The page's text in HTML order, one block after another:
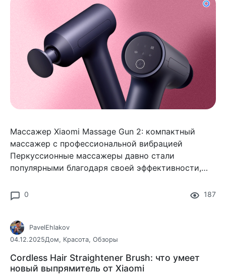
Массажер Xiaomi Massage Gun 2: компактный
массажер с профессиональной вибрацией
Перкуссионные массажеры давно стали
популярными благодаря своей эффективности,
которые легко вписываются в повседневный
187
0
PavelEhlakov
04.12.2025Дом, Красота, Обзоры
Cordless Hair Straightener Brush: что умеет
новый выпрямитель от Xiaomi